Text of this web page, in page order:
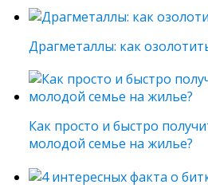
Драгметаллы: как
Как просто и быстро
молодой семье на жилье?